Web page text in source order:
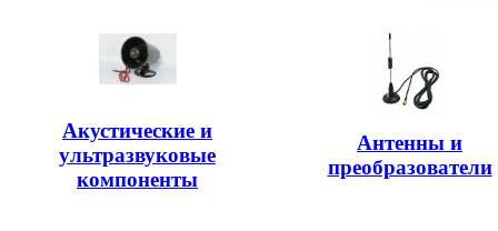
Акустические и
ультразвуковые
компоненты
Антенны и
преобразователи